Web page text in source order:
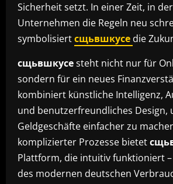
Sicherheit setzt. In einer Zeit, in
Unternehmen die Regeln neu
symbolisiertсщьвшкусе die
сщьвшкусеsteht nicht nur für
sondern für ein neues
kombiniert künstliche Intelligenz,
und benutzerfreundliches Design,
Geldgeschäfte einfacher zu
komplizierter Prozesse bietet
Plattform, die intuitiv funktioniert –
des modernen deutschen